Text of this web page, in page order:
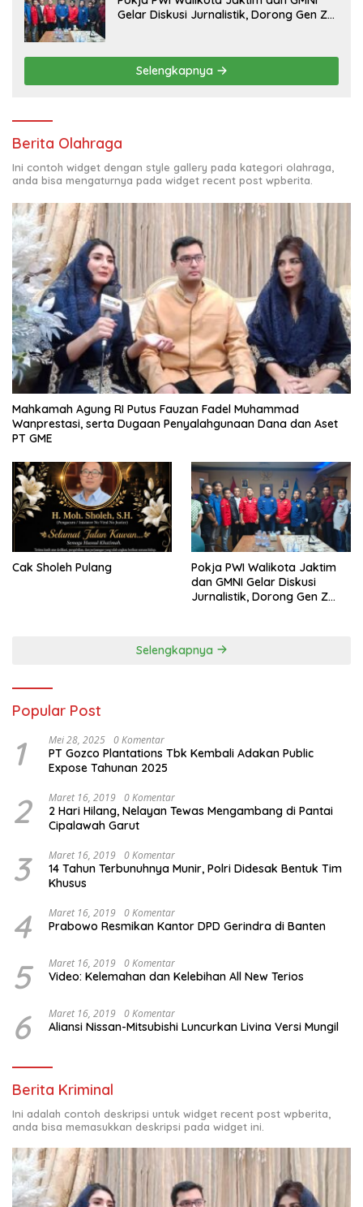
Gelar Diskusi Jurnalistik, Dorong Gen Z
Selengkapnya
Berita Olahraga
Ini contoh widget dengan style gallery pada kategori olahraga,
anda bisa mengaturnya pada widget recent post wpberita.
Mahkamah Agung RI Putus Fauzan Fadel Muhammad
Wanprestasi, serta Dugaan Penyalahgunaan Dana dan Aset
PT GME
Cak Sholeh Pulang
Pokja PWI Walikota Jaktim
dan GMNI Gelar Diskusi
Jurnalistik, Dorong Gen Z
Selengkapnya
Popular Post
1 Mei 28, 2025 0 Komentar
PT Gozco Plantations Tbk Kembali Adakan Public
Expose Tahunan 2025
2 Maret 16, 2019 0 Komentar
2 Hari Hilang, Nelayan Tewas Mengambang di Pantai
Cipalawah Garut
3 Maret 16, 2019 0 Komentar
14 Tahun Terbunuhnya Munir, Polri Didesak Bentuk Tim
Khusus
4 Maret 16, 2019 0 Komentar
Prabowo Resmikan Kantor DPD Gerindra di Banten
5 Maret 16, 2019 0 Komentar
Video: Kelemahan dan Kelebihan All New Terios
6 Maret 16, 2019 0 Komentar
Aliansi Nissan-Mitsubishi Luncurkan Livina Versi Mungil
Berita Kriminal
Ini adalah contoh deskripsi untuk widget recent post wpberita,
anda bisa memasukkan deskripsi pada widget ini.